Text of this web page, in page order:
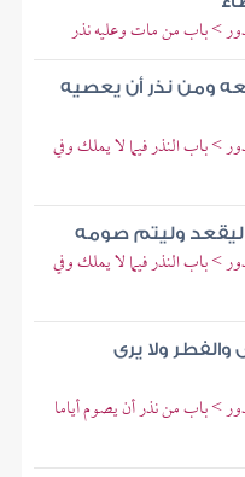
> باب من مات وعليه نذر
ومن نذر أن يعصيه
> باب النذر فيما لا يملك وفي
وليتم صومه
> باب النذر فيما لا يملك وفي
ولا يرى
> باب من نذر أن يصوم أياما